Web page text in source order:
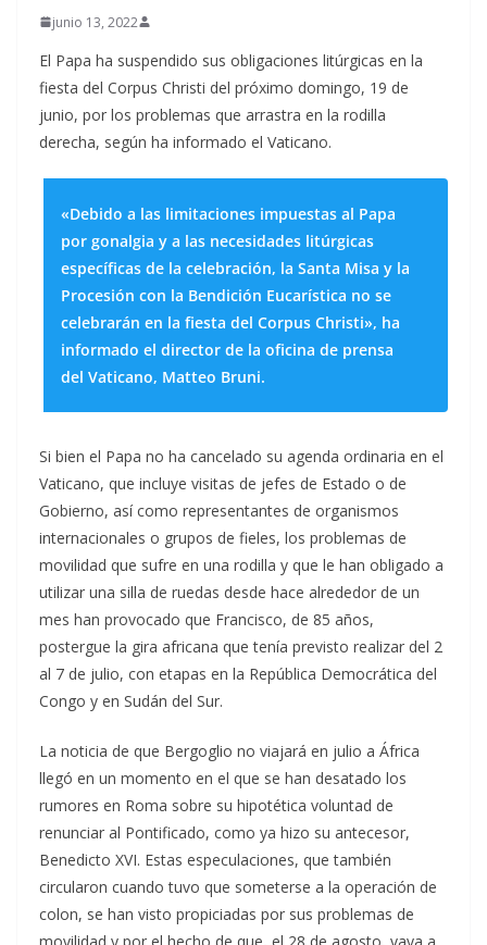
junio 13, 2022
El Papa ha suspendido sus obligaciones litúrgicas en la
fiesta del Corpus Christi del próximo domingo, 19 de
junio, por los problemas que arrastra en la rodilla
derecha, según ha informado el Vaticano.
«Debido a las limitaciones impuestas al Papa
por gonalgia y a las necesidades litúrgicas
específicas de la celebración, la Santa Misa y la
Procesión con la Bendición Eucarística no se
celebrarán en la fiesta del Corpus Christi», ha
informado el director de la oficina de prensa
del Vaticano, Matteo Bruni.
Si bien el Papa no ha cancelado su agenda ordinaria en el
Vaticano, que incluye visitas de jefes de Estado o de
Gobierno, así como representantes de organismos
internacionales o grupos de fieles, los problemas de
movilidad que sufre en una rodilla y que le han obligado a
utilizar una silla de ruedas desde hace alrededor de un
mes han provocado que Francisco, de 85 años,
postergue la gira africana que tenía previsto realizar del 2
al 7 de julio, con etapas en la República Democrática del
Congo y en Sudán del Sur.
La noticia de que Bergoglio no viajará en julio a África
llegó en un momento en el que se han desatado los
rumores en Roma sobre su hipotética voluntad de
renunciar al Pontificado, como ya hizo su antecesor,
Benedicto XVI. Estas especulaciones, que también
circularon cuando tuvo que someterse a la operación de
colon, se han visto propiciadas por sus problemas de
movilidad y por el hecho de que, el 28 de agosto, vaya a